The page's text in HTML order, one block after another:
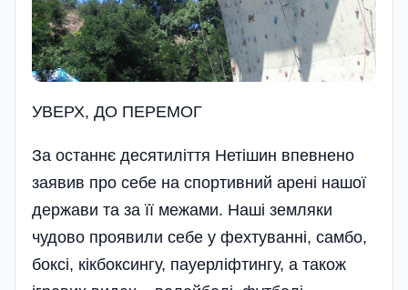
УВЕРХ, ДО ПЕРЕМОГ
За останнє десятиліття Нетішин впевнено
заявив про себе на спортивний арені нашої
держави та за її межами. Наші земляки
чудово проявили себе у фехтуванні, самбо,
боксі, кікбоксингу, пауерліфтингу, а також